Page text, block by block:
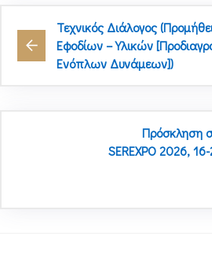
Τεχνικός Διάλογος
Εφοδίων – Υλικών
Ενόπλων Δυνάμεων])
Πρόσκληση
SEREXPO 2026,